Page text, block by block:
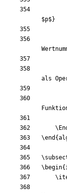
$p$}
als
\end {
\begin{